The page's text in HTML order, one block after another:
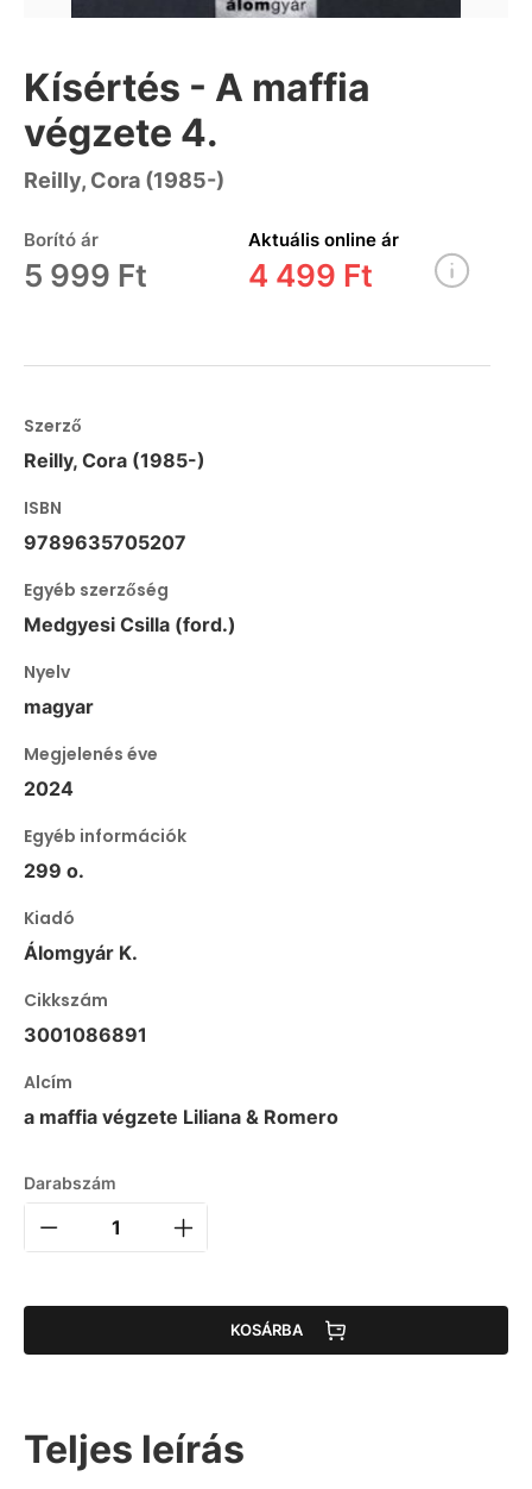
Kísértés - A maffia
végzete 4.
Reilly, Cora (1985-)
Borító ár
5 999 Ft
Aktuális online ár
4 499 Ft
Szerző
Reilly, Cora (1985-)
ISBN
9789635705207
Egyéb szerzőség
Medgyesi Csilla (ford.)
Nyelv
magyar
Megjelenés éve
2024
Egyéb információk
299 o.
Kiadó
Álomgyár K.
Cikkszám
3001086891
Alcím
a maffia végzete Liliana & Romero
Darabszám
KOSÁRBA
Teljes leírás